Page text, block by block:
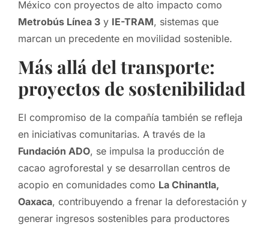
México con proyectos de alto impacto como
Metrobús Línea 3 y IE-TRAM, sistemas que
marcan un precedente en movilidad sostenible.
Más allá del transporte:
proyectos de sostenibilidad
El compromiso de la compañía también se refleja
en iniciativas comunitarias. A través de la
Fundación ADO, se impulsa la producción de
cacao agroforestal y se desarrollan centros de
acopio en comunidades como La Chinantla,
Oaxaca, contribuyendo a frenar la deforestación y
generar ingresos sostenibles para productores